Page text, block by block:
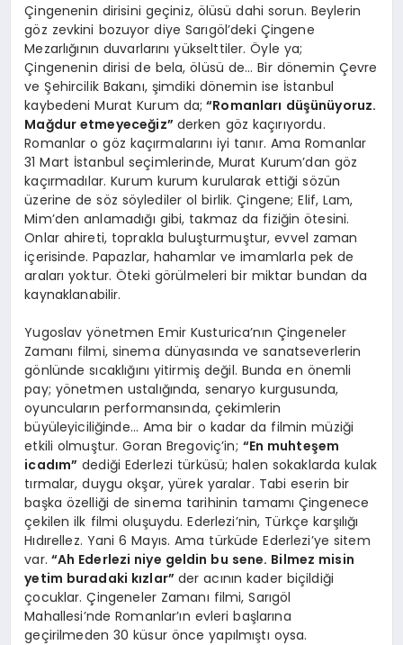
Çingenenin dirisini geçiniz, ölüsü dahi sorun. Beylerin
göz zevkini bozuyor diye Sarıgöl’deki Çingene
Mezarlığının duvarlarını yükselttiler. Öyle ya;
Çingenenin dirisi de bela, ölüsü de… Bir dönemin Çevre
ve Şehircilik Bakanı, şimdiki dönemin ise İstanbul
kaybedeni Murat Kurum da; “Romanları düşünüyoruz.
Mağdur etmeyeceğiz” derken göz kaçırıyordu.
Romanlar o göz kaçırmalarını iyi tanır. Ama Romanlar
31 Mart İstanbul seçimlerinde, Murat Kurum’dan göz
kaçırmadılar. Kurum kurum kurularak ettiği sözün
üzerine de söz söylediler ol birlik. Çingene; Elif, Lam,
Mim’den anlamadığı gibi, takmaz da fiziğin ötesini.
Onlar ahireti, toprakla buluşturmuştur, evvel zaman
içerisinde. Papazlar, hahamlar ve imamlarla pek de
araları yoktur. Öteki görülmeleri bir miktar bundan da
kaynaklanabilir.
Yugoslav yönetmen Emir Kusturica’nın Çingeneler
Zamanı filmi, sinema dünyasında ve sanatseverlerin
gönlünde sıcaklığını yitirmiş değil. Bunda en önemli
pay; yönetmen ustalığında, senaryo kurgusunda,
oyuncuların performansında, çekimlerin
büyüleyiciliğinde… Ama bir o kadar da filmin müziği
etkili olmuştur. Goran Bregoviç’in; “En muhteşem
icadım” dediği Ederlezi türküsü; halen sokaklarda kulak
tırmalar, duygu okşar, yürek yaralar. Tabi eserin bir
başka özelliği de sinema tarihinin tamamı Çingenece
çekilen ilk filmi oluşuydu. Ederlezi’nin, Türkçe karşılığı
Hıdırellez. Yani 6 Mayıs. Ama türküde Ederlezi’ye sitem
var. “Ah Ederlezi niye geldin bu sene. Bilmez misin
yetim buradaki kızlar” der acının kader biçildiği
çocuklar. Çingeneler Zamanı filmi, Sarıgöl
Mahallesi’nde Romanlar’ın evleri başlarına
geçirilmeden 30 küsur önce yapılmıştı oysa.